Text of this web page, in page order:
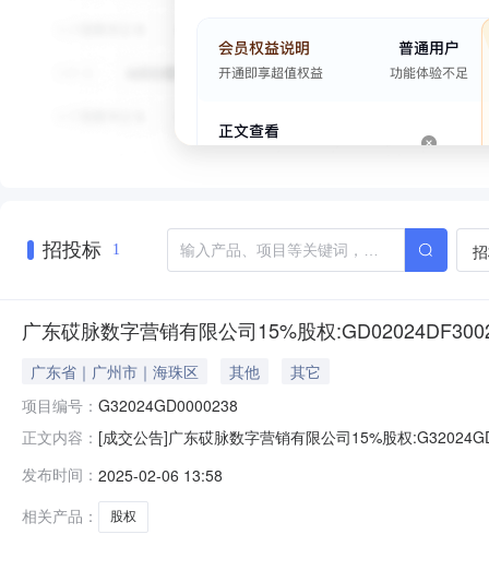
招投标 1
广东砹脉数字营销有限公司15%股权
广东省｜广州市｜海珠区 其他
其它
项目编号： G32024GD0000238
正文内容： [成交公告]广东砹脉数字营销有限公司15%股权
发布时间： 2025-02-06 13:58
相关产品：
股权